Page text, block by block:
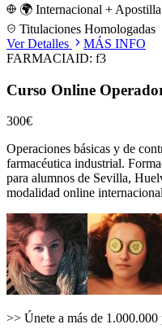
🌍 Internacional + Apostilla
Titulaciones Homologadas
Ver Detalles
MÁS INFO
FARMACIAID: f3
Curso Online
300€
Operaciones básicas y de
farmacéutica industrial.
para alumnos de Sevilla,
modalidad online
>> Únete a más de 1.000.000